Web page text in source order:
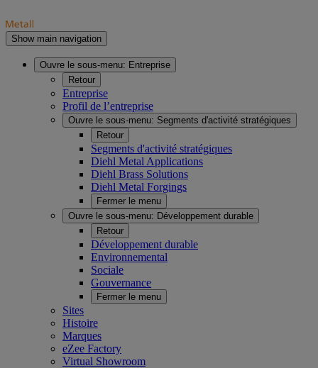
Show main navigation
Ouvre le sous-menu: Entreprise
Retour
Entreprise
Profil de l’entreprise
Ouvre le sous-menu: Segments d'activité stratégiques
Retour
Segments d'activité stratégiques
Diehl Metal Applications
Diehl Brass Solutions
Diehl Metal Forgings
Fermer le menu
Ouvre le sous-menu: Développement durable
Retour
Développement durable
Environnemental
Sociale
Gouvernance
Fermer le menu
Sites
Histoire
Marques
eZee Factory
Virtual Showroom